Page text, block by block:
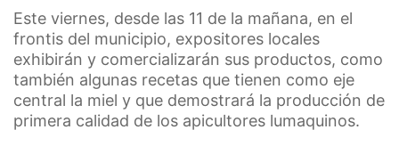
Este viernes, desde las 11 de la mañana, en el
frontis del municipio, expositores locales
exhibirán y comercializarán sus productos, como
también algunas recetas que tienen como eje
central la miel y que demostrará la producción de
primera calidad de los apicultores lumaquinos.